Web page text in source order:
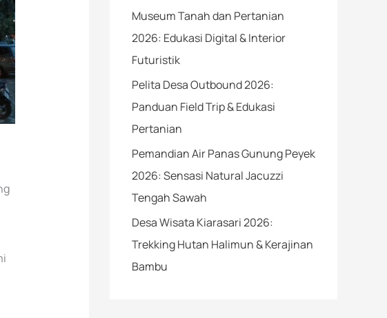
Museum Tanah dan Pertanian
2026: Edukasi Digital & Interior
Futuristik
Pelita Desa Outbound 2026:
Panduan Field Trip & Edukasi
Pertanian
Pemandian Air Panas Gunung Peyek
2026: Sensasi Natural Jacuzzi
Tengah Sawah
Desa Wisata Kiarasari 2026:
Trekking Hutan Halimun & Kerajinan
Bambu